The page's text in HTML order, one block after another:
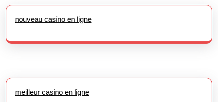
nouveau casino en ligne
meilleur casino en ligne